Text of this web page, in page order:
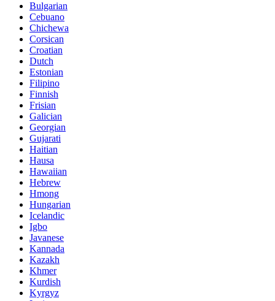
Bulgarian
Cebuano
Chichewa
Corsican
Croatian
Dutch
Estonian
Filipino
Finnish
Frisian
Galician
Georgian
Gujarati
Haitian
Hausa
Hawaiian
Hebrew
Hmong
Hungarian
Icelandic
Igbo
Javanese
Kannada
Kazakh
Khmer
Kurdish
Kyrgyz